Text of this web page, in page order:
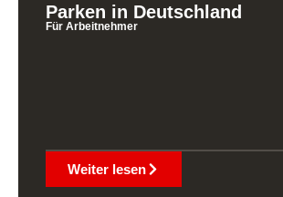
Parken in Deutschland
Für Arbeitnehmer
Weiter lesen